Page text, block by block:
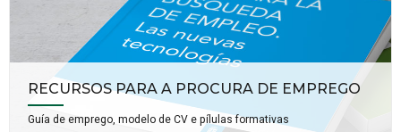
RECURSOS PARA A PROCURA DE EMPREGO
Guía de emprego, modelo de CV e pílulas formativas